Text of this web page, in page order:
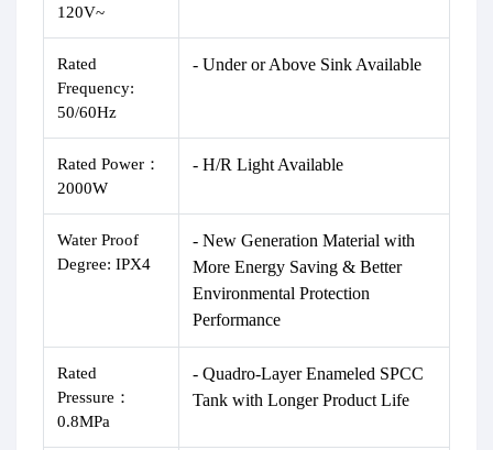
120V~
Rated
Frequency:
50/60Hz
- Under or Above Sink Available
Rated Power：
2000W
- H/R Light Available
Water Proof
Degree: IPX4
- New Generation Material with
More Energy Saving & Better
Environmental Protection
Performance
Rated
Pressure：
0.8MPa
- Quadro-Layer Enameled SPCC
Tank with Longer Product Life